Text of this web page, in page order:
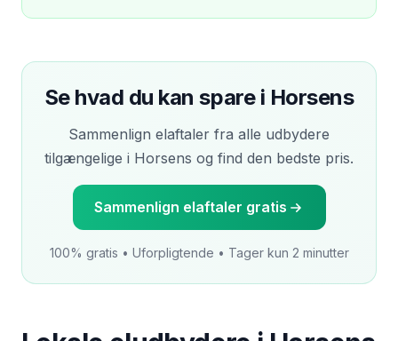
Se hvad du kan spare i Horsens
Sammenlign elaftaler fra alle udbydere
tilgængelige i Horsens og find den bedste pris.
Sammenlign elaftaler gratis
100% gratis • Uforpligtende • Tager kun 2 minutter